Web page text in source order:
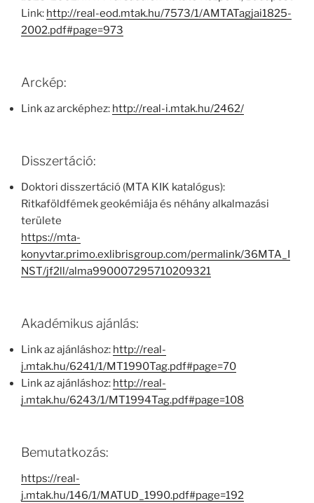
Link: http://real-eod.mtak.hu/7573/1/AMTATagjai1825-
2002.pdf#page=973
Arckép:
Link az arcképhez: http://real-i.mtak.hu/2462/
Disszertáció:
Doktori disszertáció (MTA KIK katalógus):
Ritkaföldfémek geokémiája és néhány alkalmazási
területe
https://mta-
konyvtar.primo.exlibrisgroup.com/permalink/36MTA_I
NST/jf2ll/alma990007295710209321
Akadémikus ajánlás:
Link az ajánláshoz: http://real-
j.mtak.hu/6241/1/MT1990Tag.pdf#page=70
Link az ajánláshoz: http://real-
j.mtak.hu/6243/1/MT1994Tag.pdf#page=108
Bemutatkozás:
https://real-
j.mtak.hu/146/1/MATUD_1990.pdf#page=192